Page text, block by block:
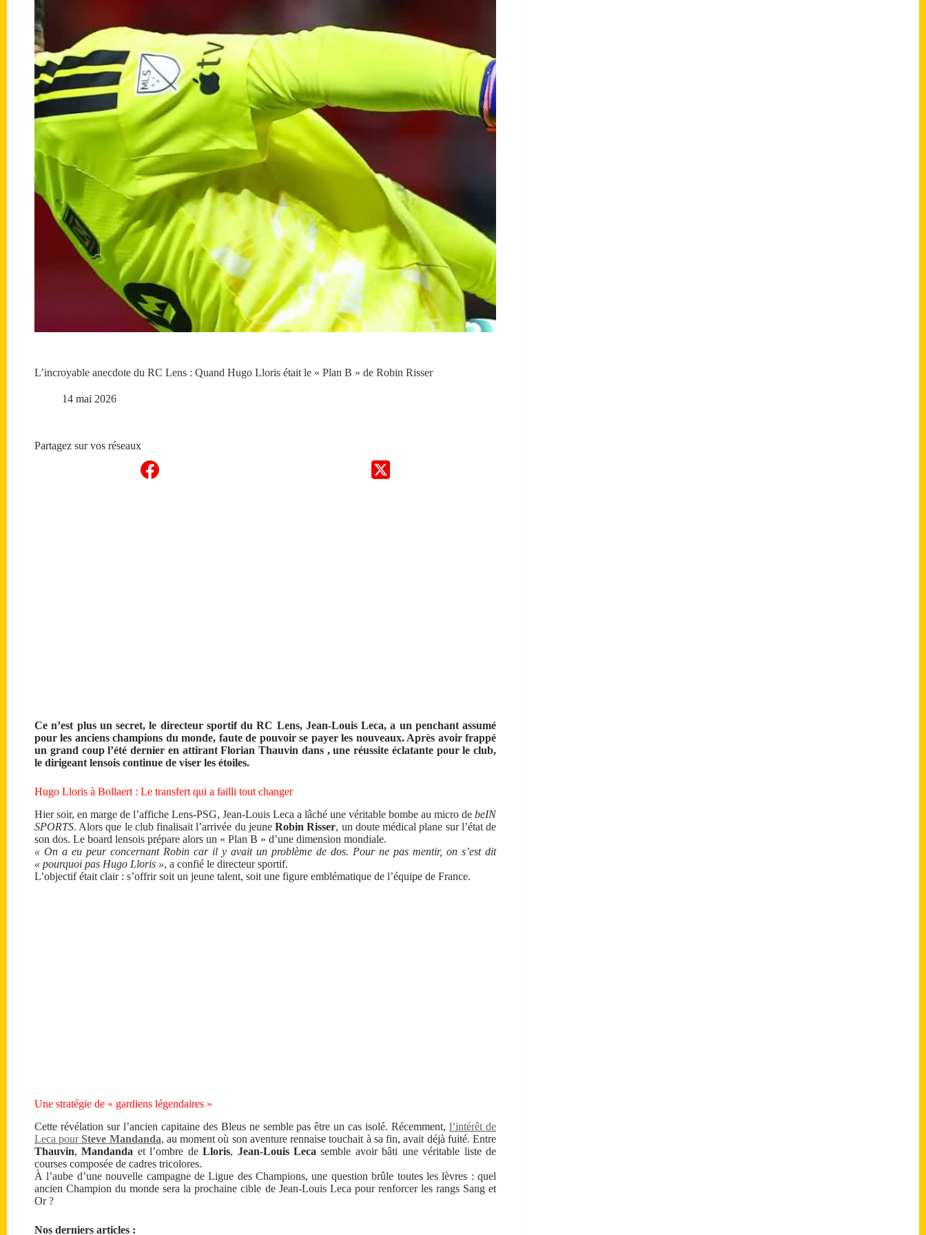
L’incroyable anecdote du RC Lens : Quand Hugo Lloris était le « Plan B » de Robin Risser
14 mai 2026
Partagez sur vos réseaux
Ce n’est plus un secret, le directeur sportif du RC Lens, Jean-Louis Leca, a un penchant assumé
pour les anciens champions du monde, faute de pouvoir se payer les nouveaux. Après avoir frappé
un grand coup l’été dernier en attirant Florian Thauvin dans , une réussite éclatante pour le club,
le dirigeant lensois continue de viser les étoiles.
Hugo Lloris à Bollaert : Le transfert qui a failli tout changer
Hier soir, en marge de l’affiche Lens-PSG, Jean-Louis Leca a lâché une véritable bombe au micro de beIN
SPORTS. Alors que le club finalisait l’arrivée du jeuneRobin Risser, un doute médical plane sur l’état de
son dos. Le board lensois prépare alors un « Plan B » d’une dimension mondiale.
« On a eu peur concernant Robin car il y avait un problème de dos. Pour ne pas mentir, on s’est dit
« pourquoi pas Hugo Lloris », a confié le directeur sportif.
L’objectif était clair : s’offrir soit un jeune talent, soit une figure emblématique de l’équipe de France.
Une stratégie de « gardiens légendaires »
Cette révélation sur l’ancien capitaine des Bleus ne semble pas être un cas isolé. Récemment,l’intérêt de
Leca pour Steve Mandanda, au moment où son aventure rennaise touchait à sa fin, avait déjà fuité. Entre
Thauvin,Mandanda et l’ombre deLloris, Jean-Louis Leca semble avoir bâti une véritable liste de
courses composée de cadres tricolores.
À l’aube d’une nouvelle campagne de Ligue des Champions, une question brûle toutes les lèvres : quel
ancien Champion du monde sera la prochaine cible de Jean-Louis Leca pour renforcer les rangs Sang et
Or ?
Nos derniers articles :